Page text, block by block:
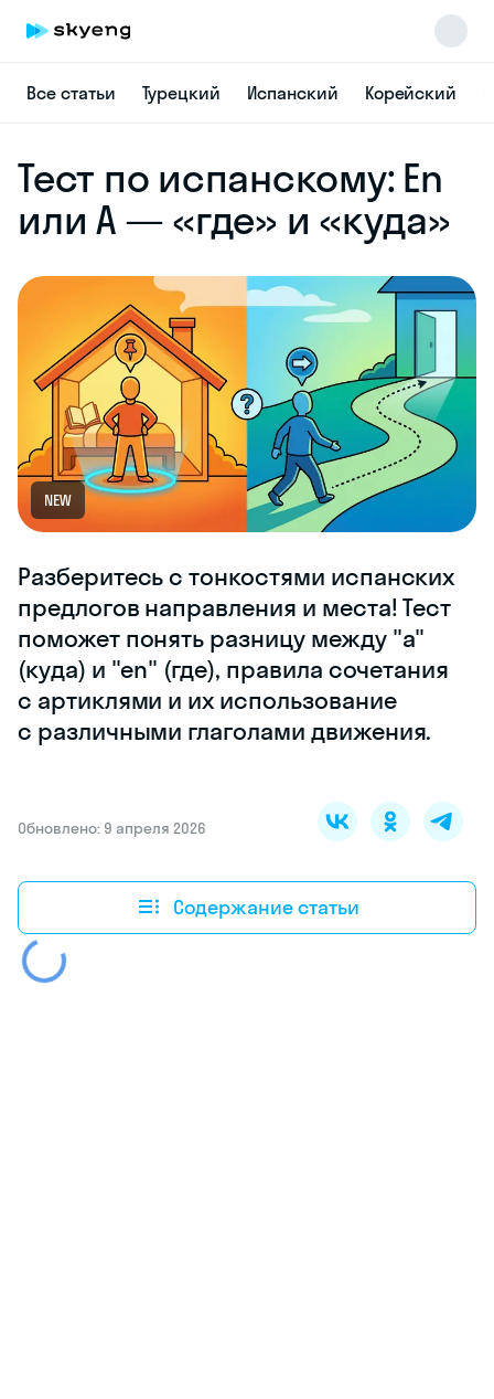
Все статьи Турецкий Испанский Корейский
Тест по испанскому: En
или A — «где» и «куда»
NEW
Разберитесь с тонкостями испанских
предлогов направления и места! Тест
поможет понять разницу между "a"
(куда) и "en" (где), правила сочетания
с артиклями и их использование
с различными глаголами движения.
Обновлено: 9 апреля 2026
Содержание статьи
online